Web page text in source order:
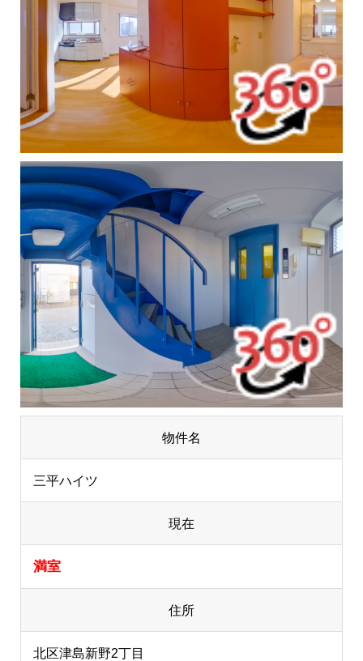
物件名
三平ハイツ
現在
満室
住所
北区津島新野2丁目